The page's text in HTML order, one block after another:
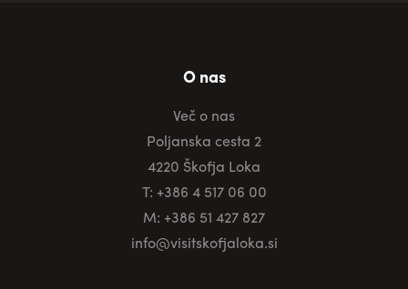
O nas
Več o nas
Poljanska cesta 2
4220 Škofja Loka
T: +386 4 517 06 00
M: +386 51 427 827
info@visitskofjaloka.si